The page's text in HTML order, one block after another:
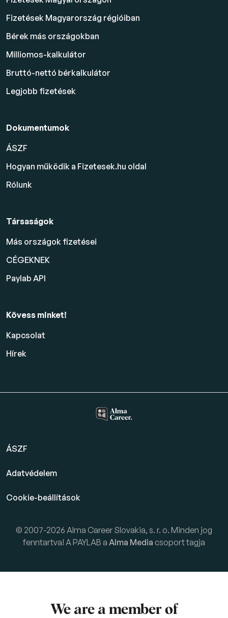
Fizetések Magyarország régióiban
Bérek más országokban
Milliomos-kalkulátor
Bruttó-nettó bérkalkulátor
Legjobb fizetések
Dokumentumok
ÁSZF
Hogyan működik a Fizetesek.hu oldal
Rólunk
Társaságok
Más országok fizetései
CÉGEKNEK
Paylab API
Kövess minket!
Kapcsolat
Hírek
ÁSZF
Adatvédelem
Cookie-beállítások
© 2007-2026 Alma Career Slovakia, s. r. o. Minden jog
fenntartva! A PAYLAB a Alma Media csoport tagja
We are a member of